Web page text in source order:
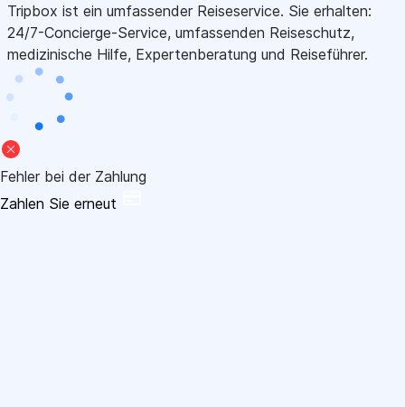
Tripbox ist ein umfassender Reiseservice. Sie erhalten:
24/7-Concierge-Service, umfassenden Reiseschutz,
medizinische Hilfe, Expertenberatung und Reiseführer.
Fehler bei der Zahlung
Zahlen Sie erneut